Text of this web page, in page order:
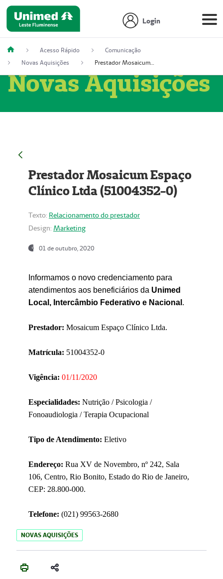
Login
Acesso Rápido
Comunicação
Novas Aquisições
Prestador Mosaicum Espaço Clínico Ltda (51004352-0)
Novas Aquisições
Prestador Mosaicum Espaço
Clínico Ltda (51004352-0)
Texto: Relacionamento do prestador
Design: Marketing
01 de outubro, 2020
Informamos o novo credenciamento para
atendimentos aos beneficiários da Unimed
Local, Intercâmbio Federativo e Nacional .
Prestador: Mosaicum Espaço Clínico Ltda.
Matrícula: 51004352-0
Vigência: 01/11/2020
Especialidades: Nutrição / Psicologia /
Fonoaudiologia / Terapia Ocupacional
Tipo de Atendimento: Eletivo
Endereço: Rua XV de Novembro, nº 242, Sala
106, Centro, Rio Bonito, Estado do Rio de Janeiro,
CEP: 28.800-000.
Telefone: (021) 99563-2680
NOVAS AQUISIÇÕES